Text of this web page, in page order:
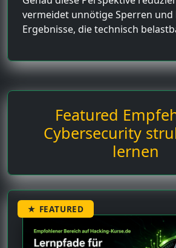
vermeidet unnötige Sperren
Ergebnisse, die technisch
Featured
Cybersecurity
lernen
★ FEATURED